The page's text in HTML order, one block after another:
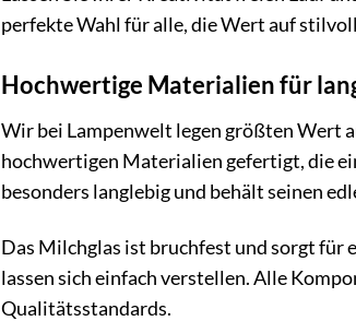
perfekte Wahl für alle, die Wert auf
Hochwertige Materialien für
Wir bei Lampenwelt legen größten Wert
hochwertigen Materialien gefertigt, die
besonders langlebig und behält seinen
Das Milchglas ist bruchfest und sorgt für
lassen sich einfach verstellen. Alle
Qualitätsstandards.